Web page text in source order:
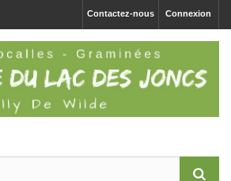
Connexion
Contactez-nous